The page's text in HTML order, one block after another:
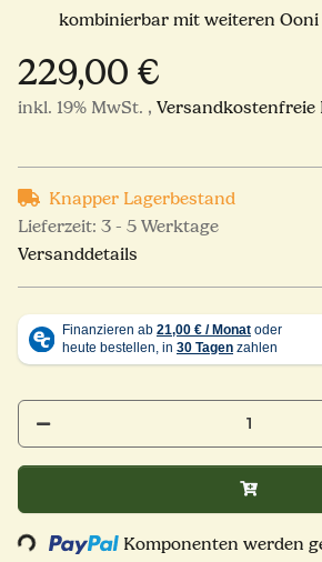
kombinierbar mit weiteren
229,00 €
inkl. 19% MwSt. , Versandkostenfreie
Knapper Lagerbestand
Lieferzeit: 3 - 5 Werktage
Versanddetails
Loading... Komponenten werden